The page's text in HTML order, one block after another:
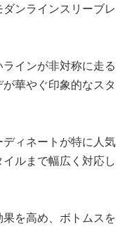
ンラインスリーブレ
インが非対称に走る
華やぐ印象的なスタ
ィネートが特に人気
ルまで幅広く対応し
を高め、ボトムスを